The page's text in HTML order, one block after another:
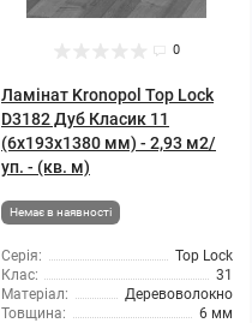
0
Ламінат Kronopol Top Lock
D3182 Дуб Класик 11
(6x193x1380 мм) - 2,93 м2/
уп. - (кв. м)
Немає в наявності
Серія:
Top Lock
Клас:
31
Матеріал:
Деревоволокно
Товщина:
6 мм